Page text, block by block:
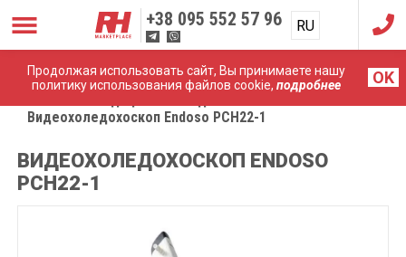
Продолжая использовать сайт, Вы принимаете нашу
политику использования файлов cookie, подробнее OK
+38 095 552 57 96 RU
UA
Видеохоледохоскоп Endoso PCH22-1
ВИДЕОХОЛЕДОХОСКОП ENDOSO
PCH22-1